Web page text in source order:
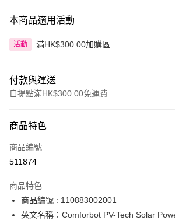
本商品適用活動
活動 滿HK$300.00加購區
付款與運送
自提點滿HK$300.00免運費
信用卡
Apple Pay
PayMe
WeChat Pay
商品特色
商品編號
511874
商品特色
商品編號 : 110883002001
英文名稱：Comforbot PV-Tech Solar